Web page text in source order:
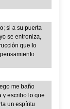
si a su puerta
se entroniza,
que lo
me baño
y escribo lo que
un espíritu